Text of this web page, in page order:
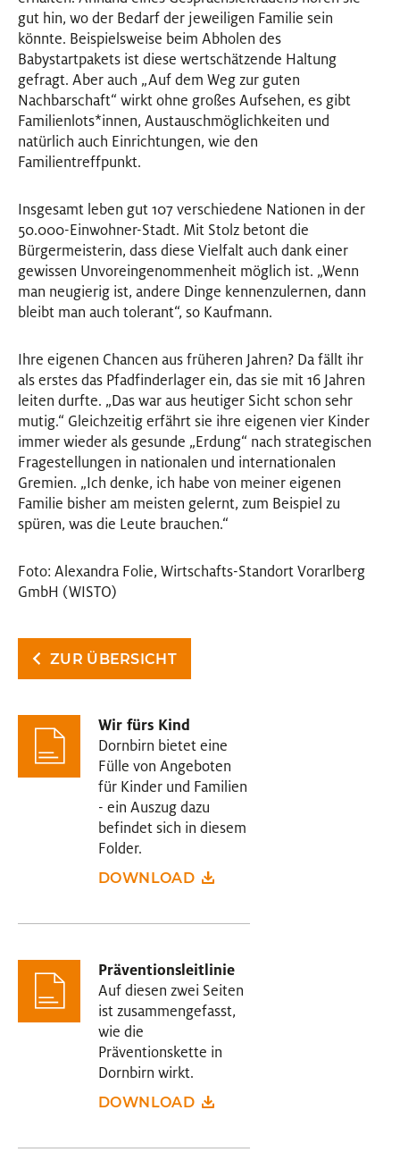
gut hin, wo der Bedarf der jeweiligen Familie sein
könnte. Beispielsweise beim Abholen des
Babystartpakets ist diese wertschätzende Haltung
gefragt. Aber auch „Auf dem Weg zur guten
Nachbarschaft“ wirkt ohne großes Aufsehen, es gibt
Familienlots*innenInnen
, Austauschmöglichkeiten und
natürlich auch Einrichtungen, wie den
Familientreffpunkt.
Insgesamt leben gut 107 verschiedene Nationen in der
50.000-Einwohner-Stadt. Mit Stolz betont die
Bürgermeisterin, dass diese Vielfalt auch dank einer
gewissen Unvoreingenommenheit möglich ist. „Wenn
man neugierig ist, andere Dinge kennenzulernen, dann
bleibt man auch tolerant“, so Kaufmann.
Ihre eigenen Chancen aus früheren Jahren? Da fällt ihr
als erstes das Pfadfinderlager ein, das sie mit 16 Jahren
leiten durfte. „Das war aus heutiger Sicht schon sehr
mutig.“ Gleichzeitig erfährt sie ihre eigenen vier Kinder
immer wieder als gesunde „Erdung“ nach strategischen
Fragestellungen in nationalen und internationalen
Gremien. „Ich denke, ich habe von meiner eigenen
Familie bisher am meisten gelernt, zum Beispiel zu
spüren, was die Leute brauchen.“
Foto: Alexandra Folie, Wirtschafts-Standort Vorarlberg
GmbH (WISTO)
ZUR ÜBERSICHT
Wir fürs Kind
Dornbirn bietet eine
Fülle von Angeboten
für Kinder und Familien
- ein Auszug dazu
befindet sich in diesem
Folder.
DOWNLOAD
Präventionsleitlinie
Auf diesen zwei Seiten
ist zusammengefasst,
wie die
Präventionskette in
Dornbirn wirkt.
DOWNLOAD